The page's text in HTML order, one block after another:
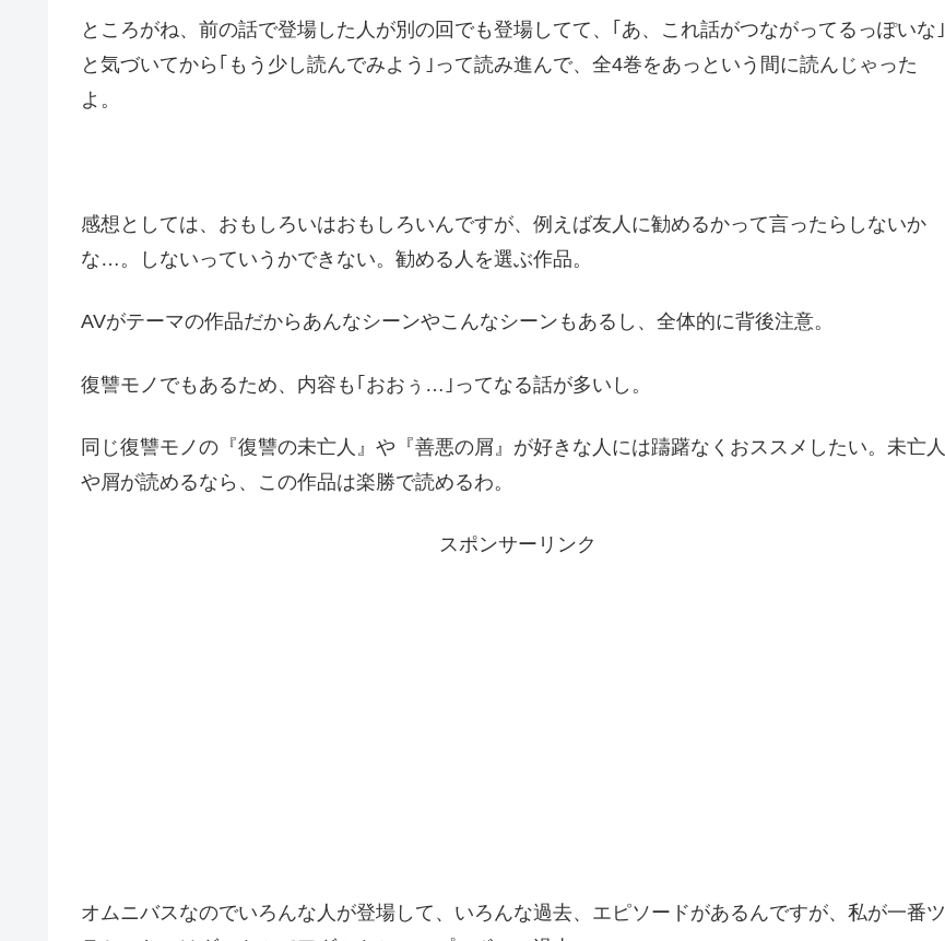
ところがね、前の話で登場した人が別の回でも登場してて、｢あ、これ話がつながってるっぽいな｣
と気づいてから｢もう少し読んでみよう｣って読み進んで、全4巻をあっという間に読んじゃった
よ。
感想としては、おもしろいはおもしろいんですが、例えば友人に勧めるかって言ったらしないか
な…。しないっていうかできない。勧める人を選ぶ作品。
AVがテーマの作品だからあんなシーンやこんなシーンもあるし、全体的に背後注意。
復讐モノでもあるため、内容も｢おおぅ…｣ってなる話が多いし。
同じ復讐モノの『復讐の未亡人』や『善悪の屑』が好きな人には躊躇なくおススメしたい。未亡人
や屑が読めるなら、この作品は楽勝で読めるわ。
スポンサーリンク
オムニバスなのでいろんな人が登場して、いろんな過去、エピソードがあるんですが、私が一番ツ